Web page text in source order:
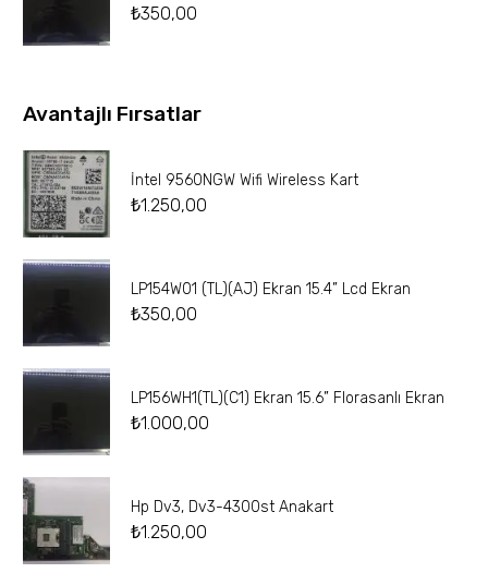
₺350,00
Avantajlı Fırsatlar
İntel 9560NGW Wifi Wireless Kart
₺1.250,00
LP154W01 (TL)(AJ) Ekran 15.4” Lcd Ekran
₺350,00
LP156WH1(TL)(C1) Ekran 15.6” Florasanlı Ekran
₺1.000,00
Hp Dv3, Dv3-4300st Anakart
₺1.250,00